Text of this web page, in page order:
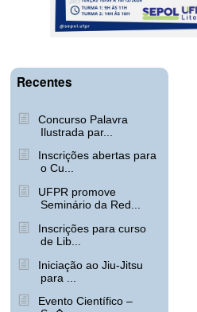
Recentes
Concurso Palavra
Ilustrada par...
Inscrições abertas para
o Cu...
UFPR promove
Seminário da Red...
Inscrições para curso
de Lib...
Iniciação ao Jiu-Jitsu
para ...
Evento Científico –